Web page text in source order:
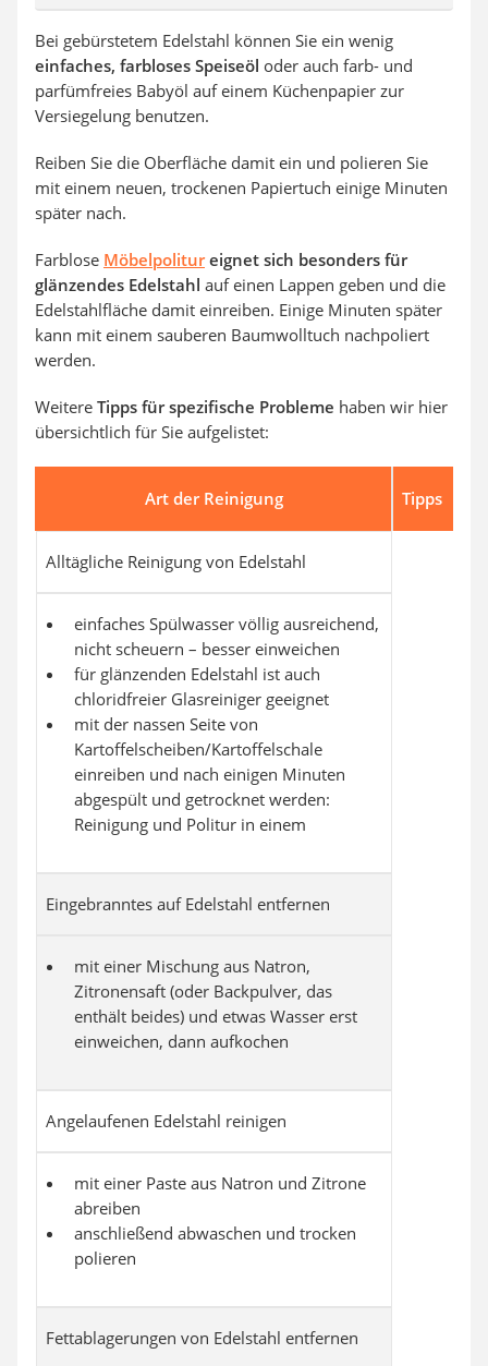
Bei gebürstetem Edelstahl können Sie ein wenig
einfaches, farbloses Speiseöl oder auch farb- und
parfümfreies Babyöl auf einem Küchenpapier zur
Versiegelung benutzen.
Reiben Sie die Oberfläche damit ein und polieren Sie
mit einem neuen, trockenen Papiertuch einige Minuten
später nach.
Farblose Möbelpolitureignet sich besonders für
glänzendes Edelstahl auf einen Lappen geben und die
Edelstahlfläche damit einreiben. Einige Minuten später
kann mit einem sauberen Baumwolltuch nachpoliert
werden.
Weitere Tipps für spezifische Probleme haben wir hier
übersichtlich für Sie aufgelistet:
Art der Reinigung Tipps
Alltägliche Reinigung von Edelstahl
einfaches Spülwasser völlig ausreichend,
nicht scheuern – besser einweichen
für glänzenden Edelstahl ist auch
chloridfreier Glasreiniger geeignet
mit der nassen Seite von
Kartoffelscheiben/Kartoffelschale
einreiben und nach einigen Minuten
abgespült und getrocknet werden:
Reinigung und Politur in einem
Eingebranntes auf Edelstahl entfernen
mit einer Mischung aus Natron,
Zitronensaft (oder Backpulver, das
enthält beides) und etwas Wasser erst
einweichen, dann aufkochen
Angelaufenen Edelstahl reinigen
mit einer Paste aus Natron und Zitrone
abreiben
anschließend abwaschen und trocken
polieren
Fettablagerungen von Edelstahl entfernen